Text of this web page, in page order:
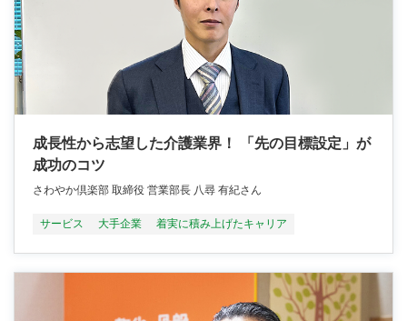
成長性から志望した介護業界！ 「先の目標設定」が
成功のコツ
さわやか倶楽部 取締役 営業部長 八尋 有紀さん
サービス 大手企業 着実に積み上げたキャリア